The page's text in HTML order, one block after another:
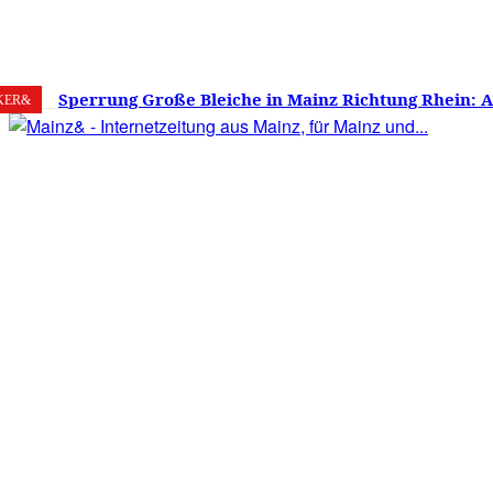
8. August 2026 22.9 Mainz
Sperrung Große Bleiche in Mainz Richtung Rhein:
verwirrt, Mainzer stinksauer – Haben die Mainzer